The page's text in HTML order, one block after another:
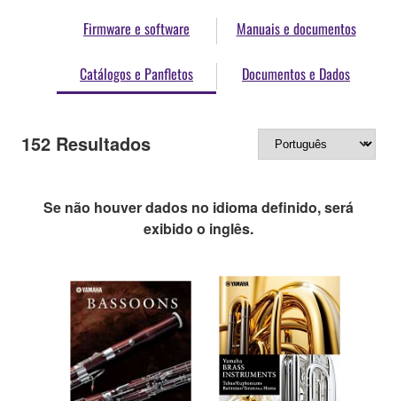
Firmware e software Manuais e documentos
Catálogos e Panfletos Documentos e Dados
152 Resultados
Se não houver dados no idioma definido, será
exibido o inglês.